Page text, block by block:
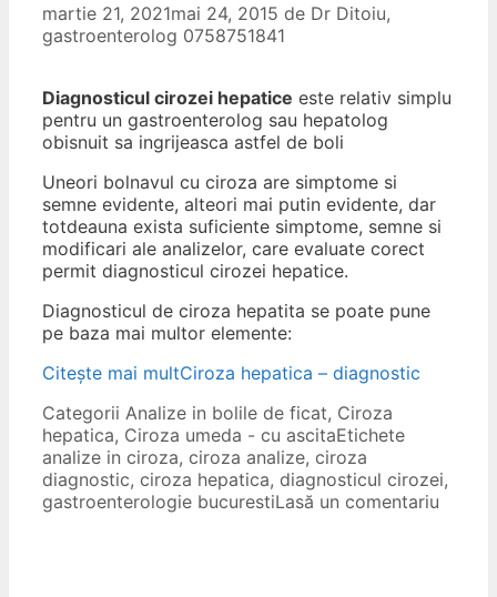
martie 21, 2021mai 24, 2015 de Dr Ditoiu,
gastroenterolog 0758751841
Diagnosticul cirozei hepatice este relativ simplu
pentru un gastroenterolog sau hepatolog
obisnuit sa ingrijeasca astfel de boli
Uneori bolnavul cu ciroza are simptome si
semne evidente, alteori mai putin evidente, dar
totdeauna exista suficiente simptome, semne si
modificari ale analizelor, care evaluate corect
permit diagnosticul cirozei hepatice.
Diagnosticul de ciroza hepatita se poate pune
pe baza mai multor elemente:
Citește mai multCiroza hepatica – diagnostic
Categorii Analize in bolile de ficat, Ciroza
hepatica, Ciroza umeda - cu ascitaEtichete
analize in ciroza, ciroza analize, ciroza
diagnostic, ciroza hepatica, diagnosticul cirozei,
gastroenterologie bucurestiLasă un comentariu